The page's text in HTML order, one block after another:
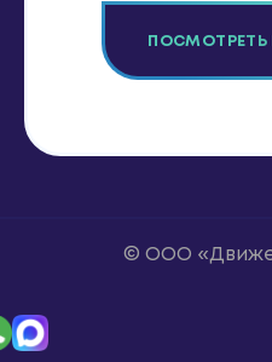
ПОСМОТРЕТЬ
© ООО